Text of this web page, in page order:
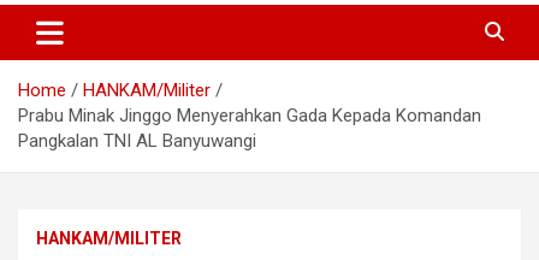
Home
HANKAM/Militer
Prabu Minak Jinggo Menyerahkan Gada Kepada Komandan
Pangkalan TNI AL Banyuwangi
HANKAM/MILITER